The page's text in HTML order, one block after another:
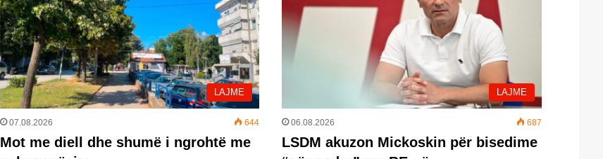
LAJME
07.08.2026 644
Mot me diell dhe shumë i ngrohtë me
LAJME
06.08.2026 687
LSDM akuzon Mickoskin për bisedime